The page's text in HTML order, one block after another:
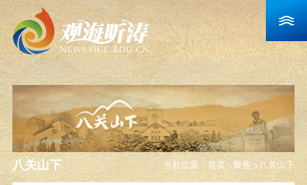
当前位置： 首页 聚焦 八关山下
八关山下